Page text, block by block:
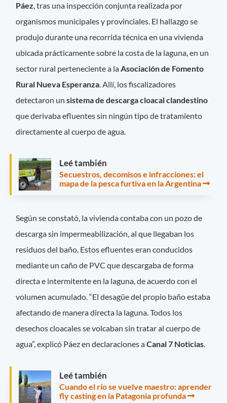
Páez, tras una inspección conjunta realizada por
organismos municipales y provinciales. El hallazgo se
produjo durante una recorrida técnica en una vivienda
ubicada prácticamente sobre la costa de la laguna, en un
sector rural perteneciente a laAsociación de Fomento
Rural Nueva Esperanza. Allí, los fiscalizadores
detectaron unsistema de descarga cloacal clandestino
que derivaba efluentes sin ningún tipo de tratamiento
directamente al cuerpo de agua.
Leé también
Secuestros, decomisos e infracciones: el
mapa de la pesca furtiva en la Argentina
Según se constató, la vivienda contaba con un pozo de
descarga sin impermeabilización, al que llegaban los
residuos del baño. Estos efluentes eran conducidos
mediante un caño de PVC que descargaba de forma
directa e intermitente en la laguna, de acuerdo con el
volumen acumulado. “El desagüe del propio baño estaba
afectando de manera directa la laguna. Todos los
desechos cloacales se volcaban sin tratar al cuerpo de
agua”, explicó Páez en declaraciones aCanal 7 Noticias
Leé también
Cuando el río se vuelve maestro: aprender
fly casting en la Patagonia profunda